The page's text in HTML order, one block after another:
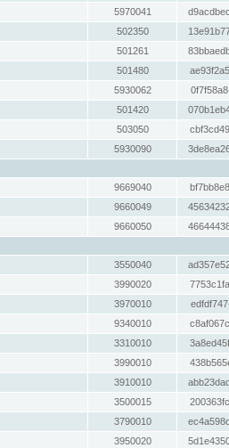
5970041
502350
501261
501480
5930062
501420
503050
5930090
9669040
9660049
9660050
3550040
3990020
3970010
9340010
3310010
3990010
3910010
3500015
3790010
3950020